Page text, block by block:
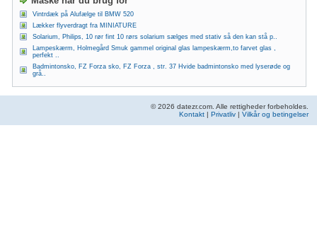
Vintrdæk på Alufælge til BMW 520
Lækker flyverdragt fra MINIATURE
Solarium, Philips, 10 rør fint 10 rørs solarium sælges med stativ så den kan stå p..
Lampeskærm, Holmegård Smuk gammel original glas lampeskærm,to farvet glas ,
perfekt ..
Badmintonsko, FZ Forza sko, FZ Forza , str. 37 Hvide badmintonsko med lyserøde og
grå..
© 2026 datezr.com. Alle rettigheder forbeholdes.
Kontakt | Privatliv | Vilkår og betingelser